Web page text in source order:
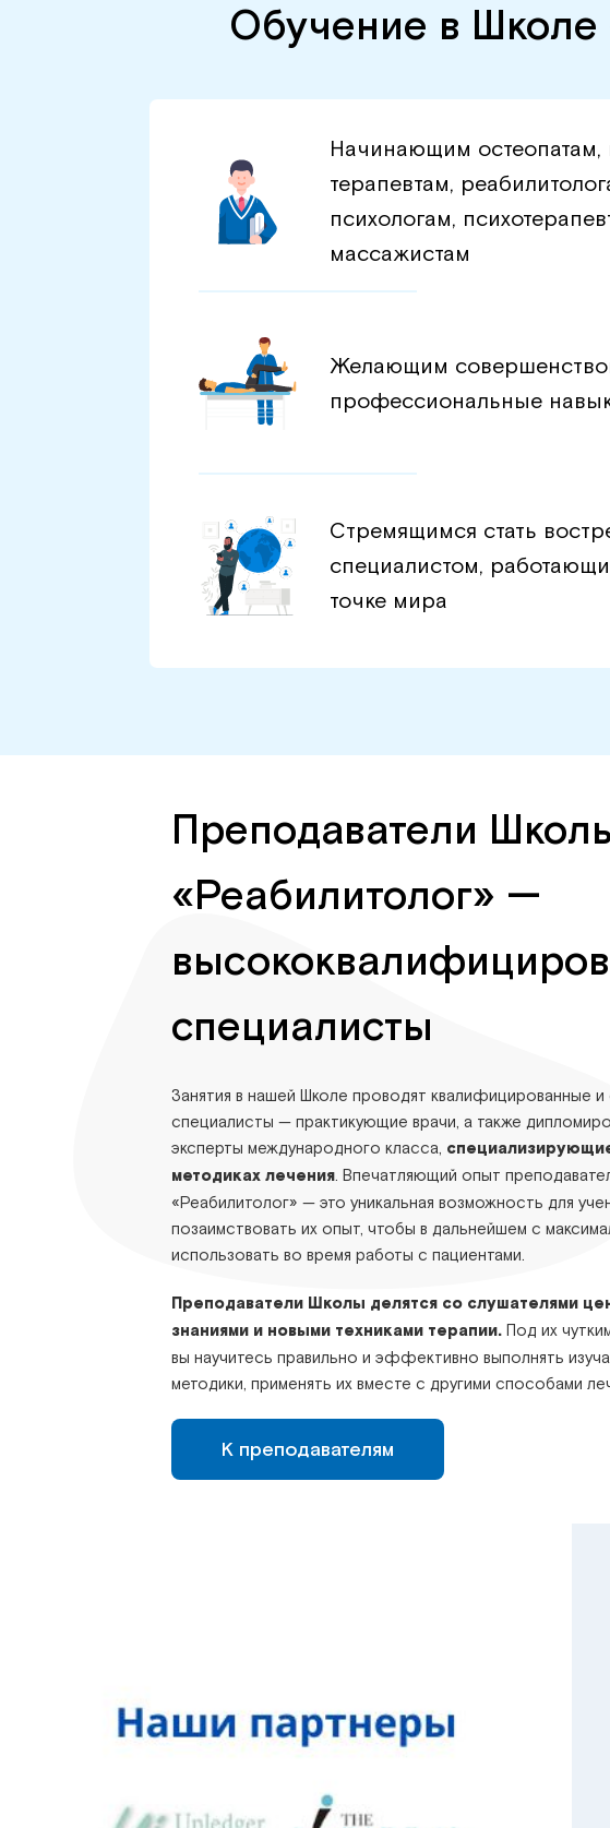
Обучение в Школе
Начинающим
терапевтам,
психологам,
массажистам
Желающим
профессиональные
Стремящимся стать
специалистом,
точке мира
Преподаватели
«Реабилитолог» —
специалисты
Занятия в нашей Школе проводят квалифицированные
специалисты — практикующие врачи, а также
эксперты международного класса,
методиках лечения. Впечатляющий опыт
«Реабилитолог» — это уникальная возможность для
позаимствовать их опыт, чтобы в дальнейшем с
использовать во время работы с пациентами.
Преподаватели Школы делятся со слушателями
знаниями и новыми техниками терапии. Под их
вы научитесь правильно и эффективно выполнять
методики, применять их вместе с другими способами
К преподавателям